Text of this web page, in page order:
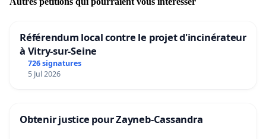
Référendum local contre le projet d'incinérateur
à Vitry-sur-Seine
726 signatures
5 Jul 2026
Obtenir justice pour Zayneb-Cassandra